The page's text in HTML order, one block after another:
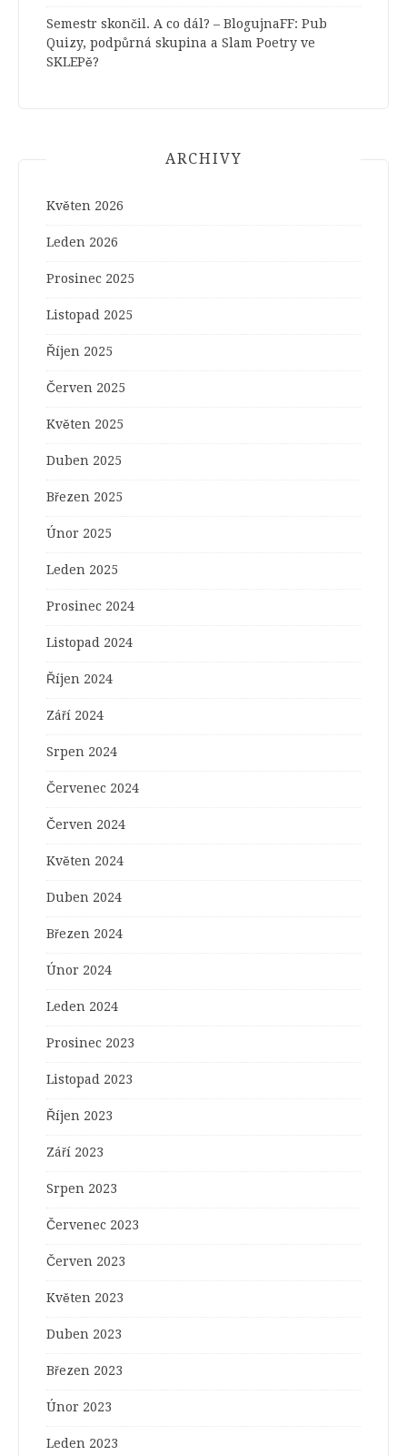
Semestr skončil. A co dál? – BlogujnaFF: Pub
Quizy, podpůrná skupina a Slam Poetry ve
SKLEPě?
ARCHIVY
Květen 2026
Leden 2026
Prosinec 2025
Listopad 2025
Říjen 2025
Červen 2025
Květen 2025
Duben 2025
Březen 2025
Únor 2025
Leden 2025
Prosinec 2024
Listopad 2024
Říjen 2024
Září 2024
Srpen 2024
Červenec 2024
Červen 2024
Květen 2024
Duben 2024
Březen 2024
Únor 2024
Leden 2024
Prosinec 2023
Listopad 2023
Říjen 2023
Září 2023
Srpen 2023
Červenec 2023
Červen 2023
Květen 2023
Duben 2023
Březen 2023
Únor 2023
Leden 2023